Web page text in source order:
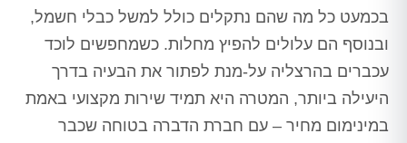
בכמעט כל מה שהם נתקלים כולל למשל כבלי חשמל,
ובנוסף הם עלולים להפיץ מחלות. כשמחפשים לוכד
עכברים בהרצליה על-מנת לפתור את הבעיה בדרך
היעילה ביותר, המטרה היא תמיד שירות מקצועי באמת
במינימום מחיר – עם חברת הדברה בטוחה שכבר